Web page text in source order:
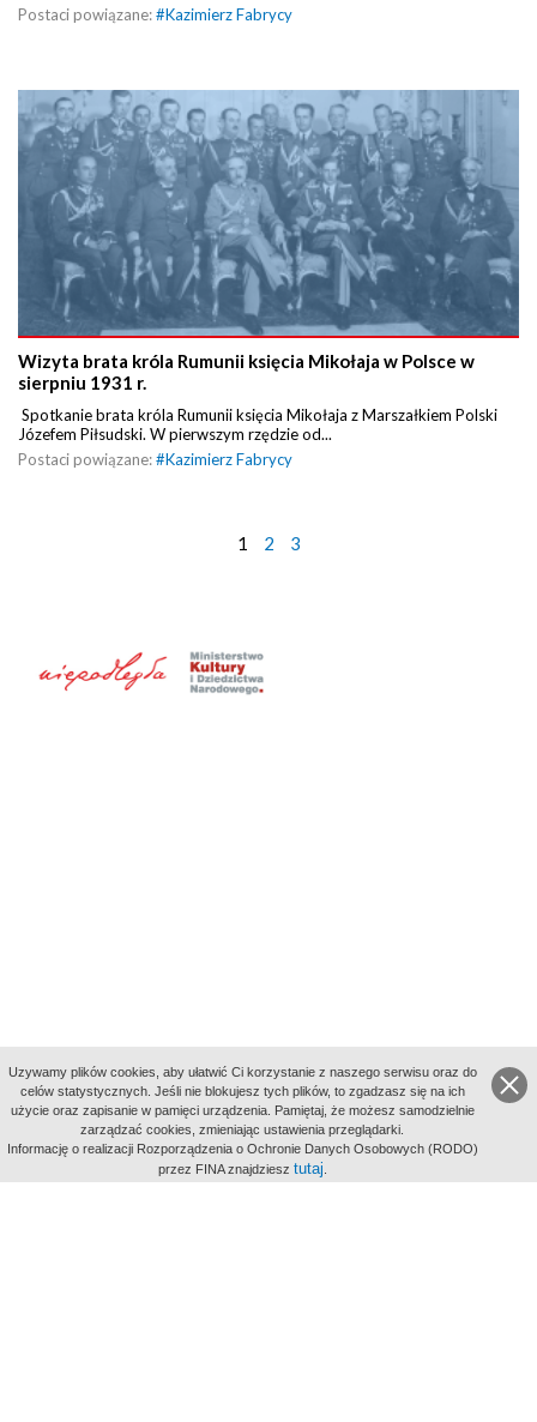
Postaci powiązane:#Kazimierz Fabrycy
Wizyta brata króla Rumunii księcia Mikołaja w Polsce w
sierpniu 1931 r.
Spotkanie brata króla Rumunii księcia Mikołaja z Marszałkiem Polski
Józefem Piłsudski. W pierwszym rzędzie od...
Postaci powiązane:#Kazimierz Fabrycy
1 2 3
aktywności
Uzywamy plików cookies, aby ułatwić Ci korzystanie z naszego serwisu oraz do
celów statystycznych. Jeśli nie blokujesz tych plików, to zgadzasz się na ich
użycie oraz zapisanie w pamięci urządzenia. Pamiętaj, że możesz samodzielnie
zarządzać cookies, zmieniając ustawienia przeglądarki.
Informację o realizacji Rozporządzenia o Ochronie Danych Osobowych (RODO)
przez FINA znajdziesz tutaj